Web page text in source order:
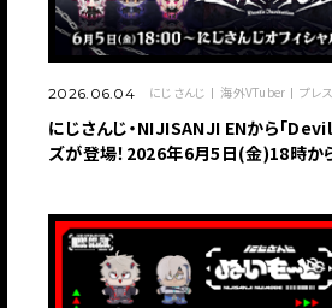
2026.06.04 にじさんじ 海外VTuber プレ
にじさんじ・NIJISANJI ENから「
ズが登場！2026年6月5日(金)18時か